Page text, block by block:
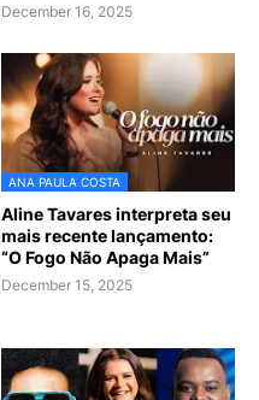
December 16, 2025
ANA PAULA COSTA
Aline Tavares interpreta seu
mais recente lançamento:
“O Fogo Não Apaga Mais”
December 15, 2025